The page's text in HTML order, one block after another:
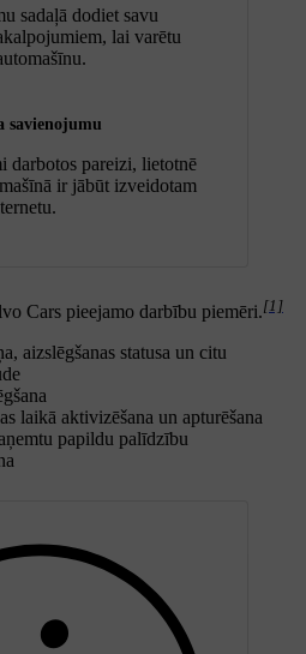
sadaļā dodiet savu
lai varētu
savienojumu
darbotos pareizi, lietotnē
ir jābūt izveidotam
Cars pieejamo darbību piemēri.[1]
aizslēgšanas statusa un citu
laikā aktivizēšana un apturēšana
papildu palīdzību